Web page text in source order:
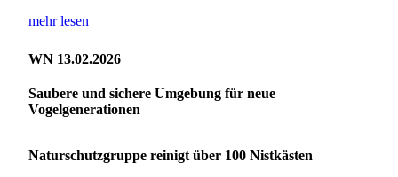
mehr lesen
WN 13.02.2026
Saubere und sichere Umgebung für neue
Vogelgenerationen
Naturschutzgruppe reinigt über 100 Nistkästen